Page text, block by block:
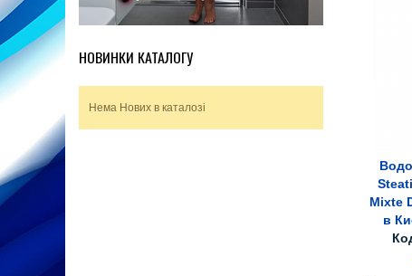
НОВИНКИ КАТАЛОГУ
Нема Нових в каталозі
Mixte
в